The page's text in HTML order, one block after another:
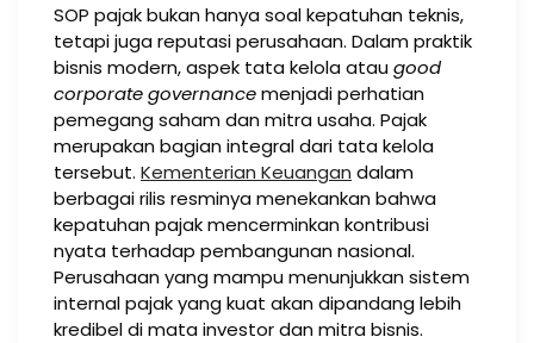
SOP pajak bukan hanya soal kepatuhan teknis,
tetapi juga reputasi perusahaan. Dalam praktik
bisnis modern, aspek tata kelola ataugood
corporate governancemenjadi perhatian
pemegang saham dan mitra usaha. Pajak
merupakan bagian integral dari tata kelola
tersebut. Kementerian Keuangan dalam
berbagai rilis resminya menekankan bahwa
kepatuhan pajak mencerminkan kontribusi
nyata terhadap pembangunan nasional.
Perusahaan yang mampu menunjukkan sistem
internal pajak yang kuat akan dipandang lebih
kredibel di mata investor dan mitra bisnis.